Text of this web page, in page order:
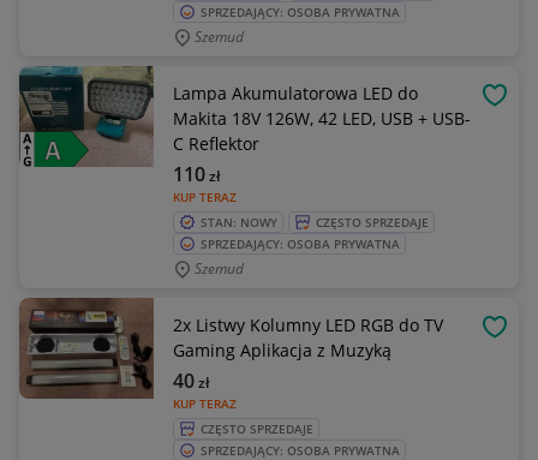
SPRZEDAJĄCY: OSOBA PRYWATNA
Szemud
Lampa Akumulatorowa LED do
Makita 18V 126W, 42 LED, USB + USB-
C Reflektor
KUP TERAZ
110zł
STAN: NOWY
CZĘSTO SPRZEDAJE
SPRZEDAJĄCY: OSOBA PRYWATNA
Szemud
2x Listwy Kolumny LED RGB do TV
Gaming Aplikacja z Muzyką
KUP TERAZ
40zł
CZĘSTO SPRZEDAJE
SPRZEDAJĄCY: OSOBA PRYWATNA